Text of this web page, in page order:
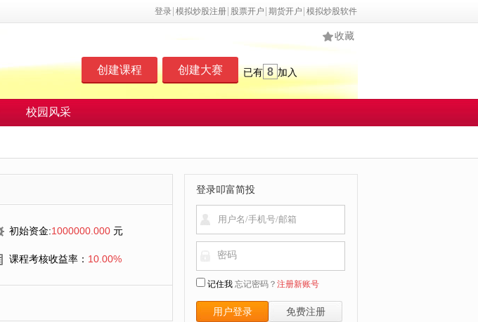
登录 模拟炒股注册 股票开户 期货开户 模拟炒股软件
收藏
创建课程 创建大赛 已有 8 加入
校园风采
初始资金:1000000.000 元
课程考核收益率： 10.00%
登录叩富简投
密码
记住我 忘记密码？ 注册新账号